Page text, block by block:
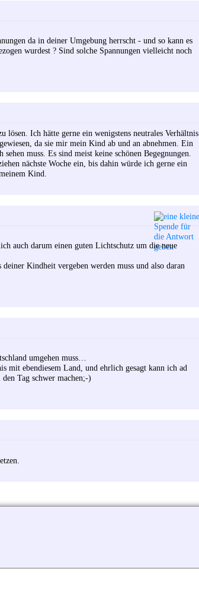
da in deiner Umgebung herrscht - und so kann es
wurdest ? Sind solche Spannungen vielleicht noch
lösen. Ich hätte gerne ein wenigstens neutrales Verhältnis
da sie mir mein Kind ab und an abnehmen. Ein
muss. Es sind meist keine schönen Begegnungen.
nächste Woche ein, bis dahin würde ich gerne ein
Kind.
auch darum einen guten Lichtschutz um die neue
Kindheit vergeben werden muss und also daran
umgehen muss…
mit ebendiesem Land, und ehrlich gesagt kann ich ad
Tag schwer machen;-)